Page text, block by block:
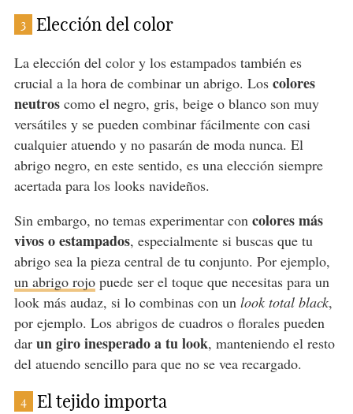
3 Elección del color
La elección del color y los estampados también es
crucial a la hora de combinar un abrigo. Los colores
neutroscomo el negro, gris, beige o blanco son muy
versátiles y se pueden combinar fácilmente con casi
cualquier atuendo y no pasarán de moda nunca. El
abrigo negro, en este sentido, es una elección siempre
acertada para los looks navideños.
Sin embargo, no temas experimentar con colores más
vivos o estampados, especialmente si buscas que tu
abrigo sea la pieza central de tu conjunto. Por ejemplo,
un abrigo rojopuede ser el toque que necesitas para un
look más audaz, si lo combinas con un look total black,
por ejemplo. Los abrigos de cuadros o florales pueden
dar un giro inesperado a tu look, manteniendo el resto
del atuendo sencillo para que no se vea recargado.
4 El tejido importa